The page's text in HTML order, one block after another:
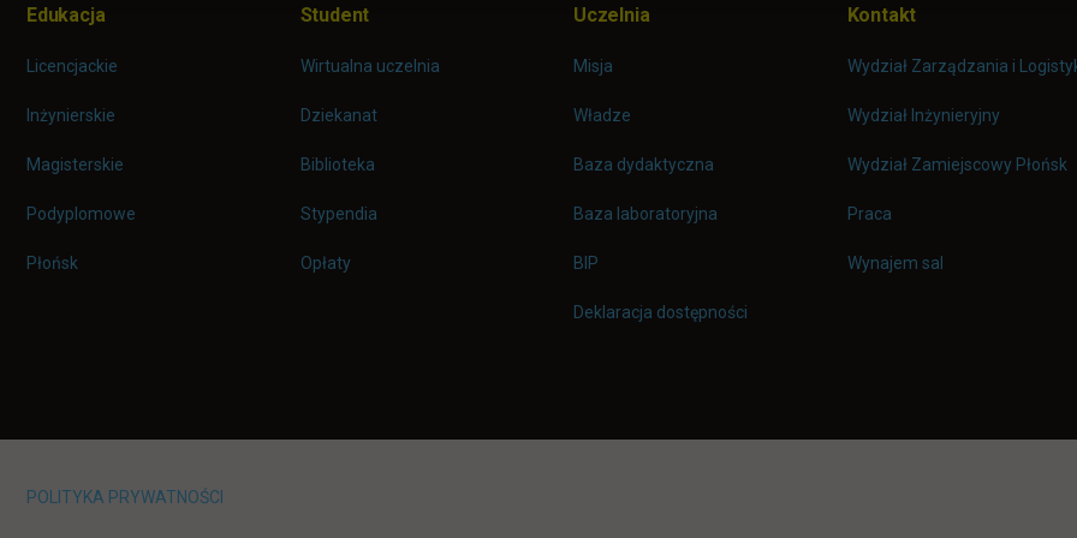
Edukacja
Licencjackie
Inżynierskie
Magisterskie
Podyplomowe
Płońsk
Student
Wirtualna uczelnia
Dziekanat
Biblioteka
Stypendia
Opłaty
Uczelnia
Misja
Władze
Baza dydaktyczna
Baza laboratoryjna
BIP
Deklaracja dostępności
Kontakt
Wydział Zarządzania i
Wydział Inżynieryjny
Wydział Zamiejscowy Płońsk
Pracalink otwiera się w nowej
Wynajem sal
POLITYKA PRYWATNOŚCI